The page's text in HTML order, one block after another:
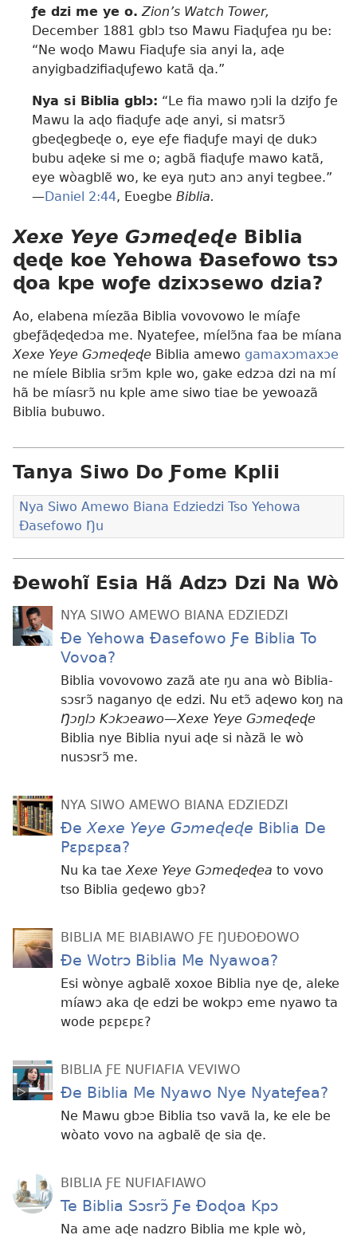
ƒe dzi me ye o. Zion’s Watch Tower,
December 1881 gblɔ tso Mawu Fiaɖuƒea ŋu be:
“Ne woɖo Mawu Fiaɖuƒe sia anyi la, aɖe
anyigbadzifiaɖuƒewo katã ɖa.”
Nya si Biblia gblɔ: “Le fia mawo ŋɔli la dziƒo ƒe
Mawu la aɖo fiaɖuƒe aɖe anyi, si matsrɔ̃
gbeɖegbeɖe o, eye eƒe fiaɖuƒe mayi ɖe dukɔ
bubu aɖeke si me o; agbã fiaɖuƒe mawo katã,
eye wòagblẽ wo, ke eya ŋutɔ anɔ anyi tegbee.”​
—Daniel 2:​44, Eʋegbe Biblia.
Xexe Yeye Gɔmeɖeɖe Biblia
ɖeɖe koe Yehowa Ðasefowo tsɔ
ɖoa kpe woƒe dzixɔsewo dzia?
Ao, elabena míezãa Biblia vovovowo le míaƒe
gbeƒãɖeɖedɔa me. Nyateƒee, míelɔ̃na faa be míana
Xexe Yeye Gɔmeɖeɖe Biblia amewo gamaxɔmaxɔe
ne míele Biblia srɔ̃m kple wo, gake edzɔa dzi na mí
hã be míasrɔ̃ nu kple ame siwo tiae be yewoazã
Biblia bubuwo.
Tanya Siwo Do Ƒome Kplii
Nya Siwo Amewo Biana Edziedzi Tso Yehowa
Ðasefowo Ŋu
Ɖewohĩ Esia Hã Adzɔ Dzi Na Wò
NYA SIWO AMEWO BIANA EDZIEDZI
Ðe Yehowa Ðasefowo Ƒe Biblia To
Vovoa?
Biblia vovovowo zazã ate ŋu ana wò Biblia-
sɔsrɔ̃ naganyo ɖe edzi. Nu etɔ̃ aɖewo koŋ na
Ŋɔŋlɔ Kɔkɔeawo—Xexe Yeye Gɔmeɖeɖe
Biblia nye Biblia nyui aɖe si nàzã le wò
nusɔsrɔ̃ me.
NYA SIWO AMEWO BIANA EDZIEDZI
ÐeXexe Yeye Gɔmeɖeɖe Biblia De
Pɛpɛpɛa?
Nu ka taeXexe Yeye Gɔmeɖeɖea to vovo
tso Biblia geɖewo gbɔ?
BIBLIA ME BIABIAWO ƑE ŊUÐOÐOWO
Ðe Wotrɔ Biblia Me Nyawoa?
Esi wònye agbalẽ xoxoe Biblia nye ɖe, aleke
míawɔ aka ɖe edzi be wokpɔ eme nyawo ta
wode pɛpɛpɛ?
BIBLIA ƑE NUFIAFIA VEVIWO
Ðe Biblia Me Nyawo Nye Nyateƒea?
Ne Mawu gbɔe Biblia tso vavã la, ke ele be
wòato vovo na agbalẽ ɖe sia ɖe.
BIBLIA ƑE NUFIAFIAWO
Te Biblia Sɔsrɔ̃ Ƒe Ðoɖoa Kpɔ
Na ame aɖe nadzro Biblia me kple wò,